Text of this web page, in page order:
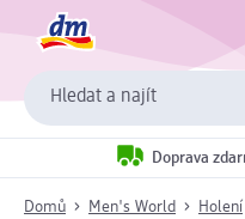
Hledat a najít
Doprava
Domů Men's World Holení